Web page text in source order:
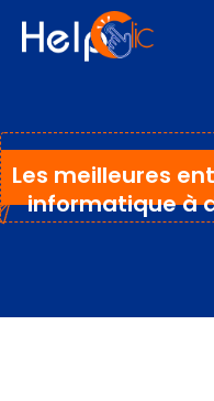
Les meilleures
informatique à